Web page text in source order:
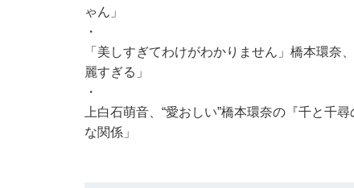
ゃん」
・
「美しすぎてわけがわかりません」橋本環奈
麗すぎる」
・
上白石萌音、“愛おしい”橋本環奈の『千と千
な関係」